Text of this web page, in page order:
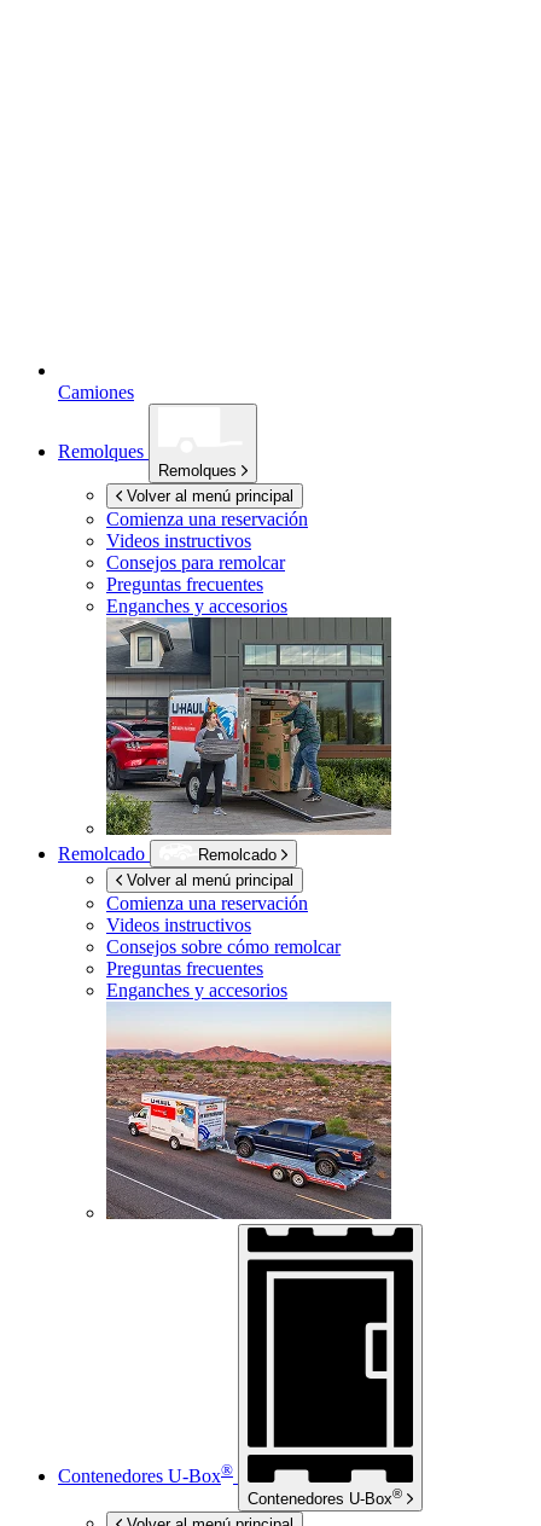
Camiones
Remolques
Remolques
Volver al menú principal
Comienza una reservación
Videos instructivos
Consejos para remolcar
Preguntas frecuentes
Enganches y accesorios
Remolcado
Remolcado
Volver al menú principal
Comienza una reservación
Videos instructivos
Consejos sobre cómo remolcar
Preguntas frecuentes
Enganches y accesorios
Contenedores U-Box®
Contenedores U-Box®